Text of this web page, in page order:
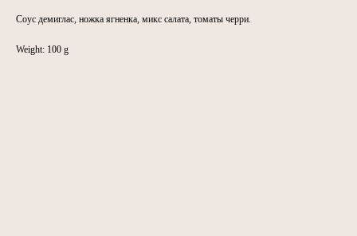
Соус демиглас, ножка ягненка, микс салата, томаты черри.
Weight: 100 g